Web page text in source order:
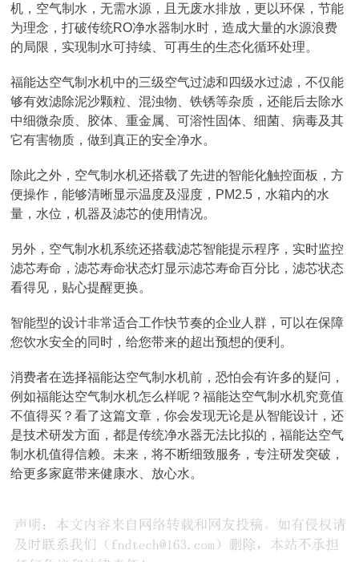
机，空气制水，无需水源，且无废水排放，更以环保，节能
为理念，打破传统RO净水器制水时，造成大量的水源浪费
的局限，实现制水可持续、可再生的生态化循环处理。
福能达空气制水机中的三级空气过滤和四级水过滤，不仅能
够有效滤除泥沙颗粒、混浊物、铁锈等杂质，还能后去除水
中细微杂质、胶体、重金属、可溶性固体、细菌、病毒及其
它有害物质，做到真正的安全净水。
除此之外，空气制水机还搭载了先进的智能化触控面板，方
便操作，能够清晰显示温度及湿度，PM2.5，水箱内的水
量，水位，机器及滤芯的使用情况。
另外，空气制水机系统还搭载滤芯智能提示程序，实时监控
滤芯寿命，滤芯寿命状态灯显示滤芯寿命百分比，滤芯状态
看得见，贴心提醒更换。
智能型的设计非常适合工作快节奏的企业人群，可以在保障
您饮水安全的同时，给您带来的超出预想的便利。
消费者在选择福能达空气制水机前，恐怕会有许多的疑问，
例如福能达空气制水机怎么样呢？福能达空气制水机究竟值
不值得买？看了这篇文章，你会发现无论是从智能设计，还
是技术研发方面，都是传统净水器无法比拟的，福能达空气
制水机值得信赖。未来，将不断细致服务，专注研发突破，
给更多家庭带来健康水、放心水。